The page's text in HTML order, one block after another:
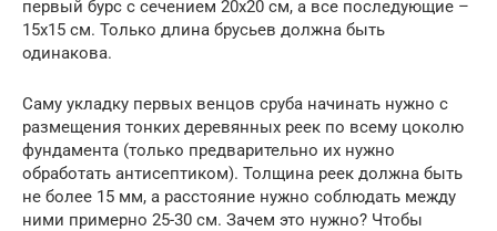
первый бурс с сечением 20х20 см, а все последующие –
15х15 см. Только длина брусьев должна быть
одинакова.
Саму укладку первых венцов сруба начинать нужно с
размещения тонких деревянных реек по всему цоколю
фундамента (только предварительно их нужно
обработать антисептиком). Толщина реек должна быть
не более 15 мм, а расстояние нужно соблюдать между
ними примерно 25-30 см. Зачем это нужно? Чтобы